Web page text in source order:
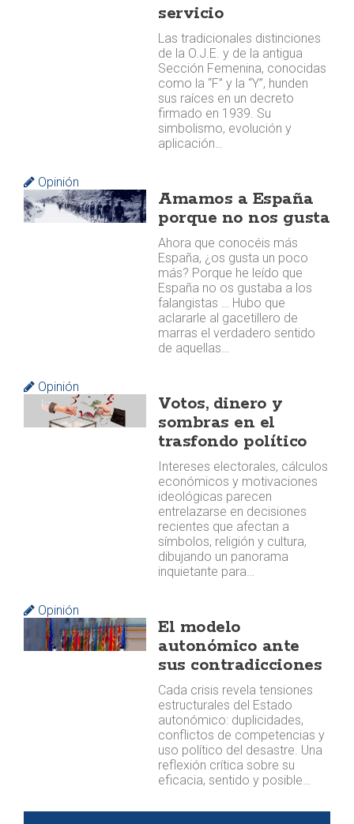
servicio
Las tradicionales distinciones
de la O.J.E. y de la antigua
Sección Femenina, conocidas
como la “F” y la “Y”, hunden
sus raíces en un decreto
firmado en 1939. Su
simbolismo, evolución y
aplicación…
Opinión
Amamos a España
porque no nos gusta
Ahora que conocéis más
España, ¿os gusta un poco
más? Porque he leído que
España no os gustaba a los
falangistas … Hubo que
aclararle al gacetillero de
marras el verdadero sentido
de aquellas…
Opinión
Votos, dinero y
sombras en el
trasfondo político
Intereses electorales, cálculos
económicos y motivaciones
ideológicas parecen
entrelazarse en decisiones
recientes que afectan a
símbolos, religión y cultura,
dibujando un panorama
inquietante para…
Opinión
El modelo
autonómico ante
sus contradicciones
Cada crisis revela tensiones
estructurales del Estado
autonómico: duplicidades,
conflictos de competencias y
uso político del desastre. Una
reflexión crítica sobre su
eficacia, sentido y posible…